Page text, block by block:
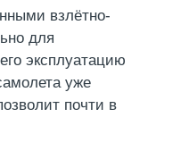
взлётно-
для
эксплуатацию
уже
почти в